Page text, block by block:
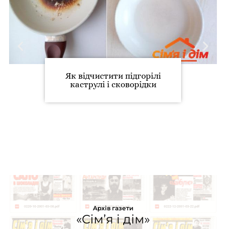
Як відчистити підгорілі
каструлі і сковорідки
Архів газети
«Сім’я і дім»